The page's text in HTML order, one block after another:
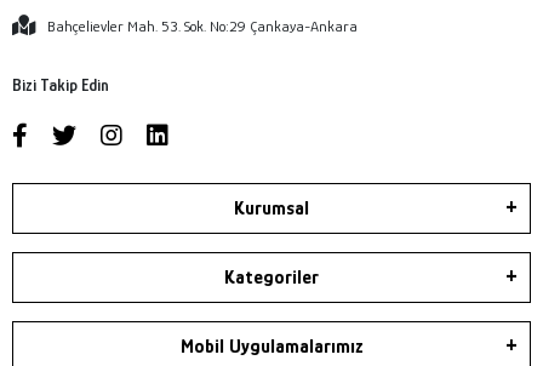
Bahçelievler Mah. 53. Sok. No:29 Çankaya-Ankara
Bizi Takip Edin
Kurumsal
Kategoriler
Mobil Uygulamalarımız